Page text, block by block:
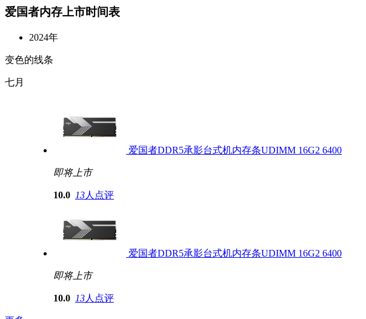
爱国者内存上市时间表
2024年
变色的线条
七月
爱国者DDR5承影台式机内存条UDIMM 16G2 6400
即将上市
10.0 13人点评
爱国者DDR5承影台式机内存条UDIMM 16G2 6400
即将上市
10.0 13人点评